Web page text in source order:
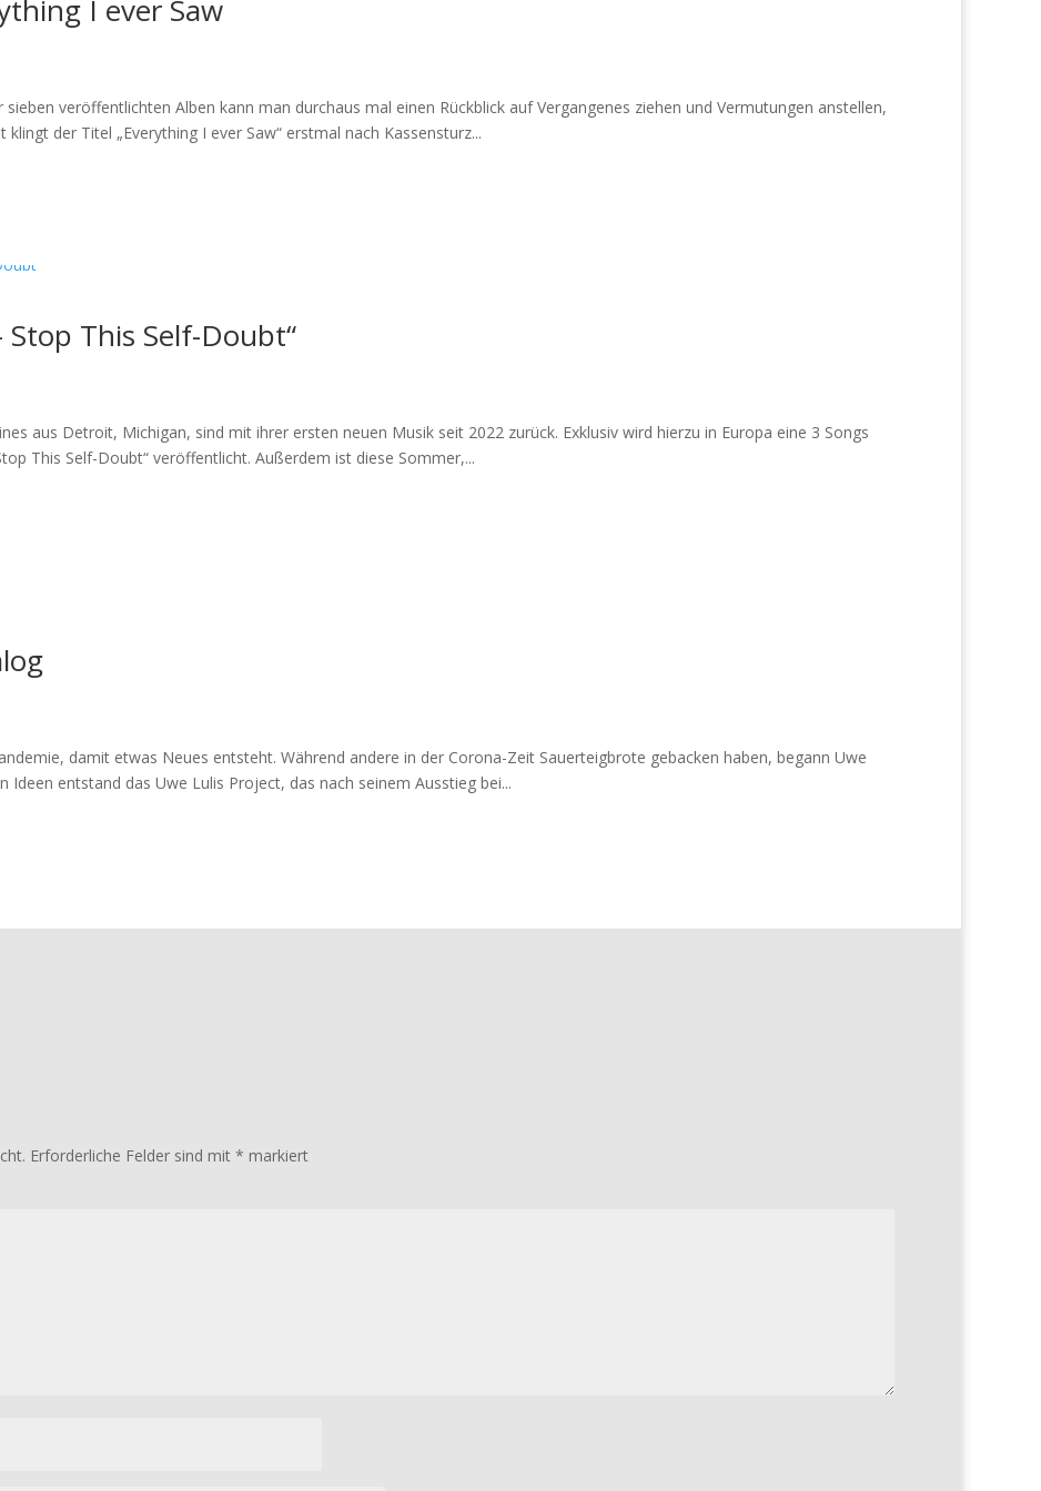
I ever Saw
veröffentlichten Alben kann man durchaus mal einen Rückblick auf Vergangenes ziehen und Vermutungen anstellen,
der Titel „Everything I ever Saw“ erstmal nach Kassensturz...
This Self-Doubt“
aus Detroit, Michigan, sind mit ihrer ersten neuen Musik seit 2022 zurück. Exklusiv wird hierzu in Europa eine 3 Songs
This Self-Doubt“ veröffentlicht. Außerdem ist diese Sommer,...
damit etwas Neues entsteht. Während andere in der Corona-Zeit Sauerteigbrote gebacken haben, begann Uwe
Ideen entstand das Uwe Lulis Project, das nach seinem Ausstieg bei...
Erforderliche Felder sind mit * markiert